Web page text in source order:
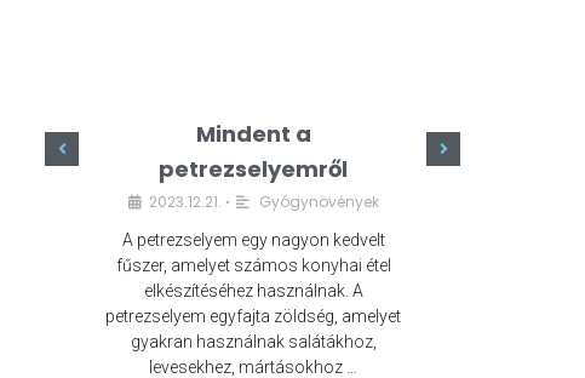
Mindent a
petrezselyemről
2023.12.21. • Gyógynövények
A petrezselyem egy nagyon kedvelt
fűszer, amelyet számos konyhai étel
elkészítéséhez használnak. A
petrezselyem egyfajta zöldség, amelyet
gyakran használnak salátákhoz,
levesekhez, mártásokhoz …